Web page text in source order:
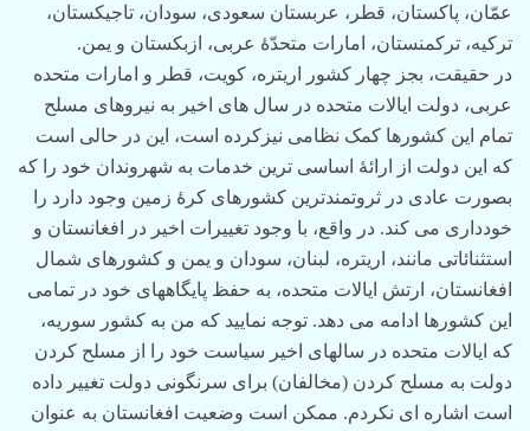
عمّان، پاکستان، قطر، عربستان سعودی، سودان، تاجیکستان،
ترکیه، ترکمنستان، امارات متحدّۀ عربی، ازبکستان و یمن.
در حقیقت، بجز چهار کشور اریتره، کویت، قطر و امارات متحده
عربی، دولت ایالات متحده در سال های اخیر به نیروهای مسلح
تمام این کشورها کمک نظامی نیزکرده است، این در حالی است
که این دولت از ارائۀ اساسی ترین خدمات به شهروندان خود را که
بصورت عادی در ثروتمندترین کشورهای کرۀ زمین وجود دارد را
خودداری می کند. در واقع، با وجود تغییرات اخیر در افغانستان و
استثنائاتی مانند، اریتره، لبنان، سودان و یمن و کشورهای شمال
افغانستان، ارتش ایالات متحده، به حفظ پایگاههای خود در تمامی
این کشورها ادامه می دهد. توجه نمایید که من به کشور سوریه،
که ایالات متحده در سالهای اخیر سیاست خود را از مسلح کردن
دولت به مسلح کردن (مخالفان) برای سرنگونی دولت تغییر داده
است اشاره ای نکردم. ممکن است وضعیت افغانستان به عنوان